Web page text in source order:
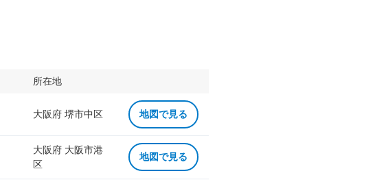
所在地
大阪府 堺市中区 地図で見る
大阪府 大阪市港
区
地図で見る